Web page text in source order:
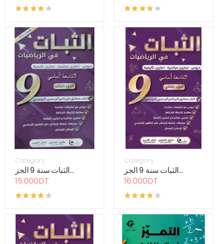
Category
الثبات سنة 9 الجز...
15.000DT
Category
الثبات سنة 9 الجز...
16.000DT